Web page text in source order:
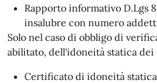
Rapporto informativo D.Lgs
insalubre con numero
Solo nel caso di obbligo di
abilitato, dell'idoneità statica
Certificato di idoneità